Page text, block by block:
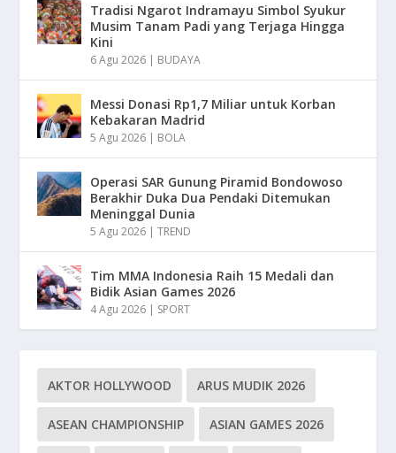
Tradisi Ngarot Indramayu Simbol Syukur
Musim Tanam Padi yang Terjaga Hingga
Kini
6 Agu 2026 | BUDAYA
Messi Donasi Rp1,7 Miliar untuk Korban
Kebakaran Madrid
5 Agu 2026 | BOLA
Operasi SAR Gunung Piramid Bondowoso
Berakhir Duka Dua Pendaki Ditemukan
Meninggal Dunia
5 Agu 2026 |TREND
Tim MMA Indonesia Raih 15 Medali dan
Bidik Asian Games 2026
4 Agu 2026 | SPORT
AKTOR HOLLYWOOD ARUS MUDIK 2026
ASEAN CHAMPIONSHIP ASIAN GAMES 2026